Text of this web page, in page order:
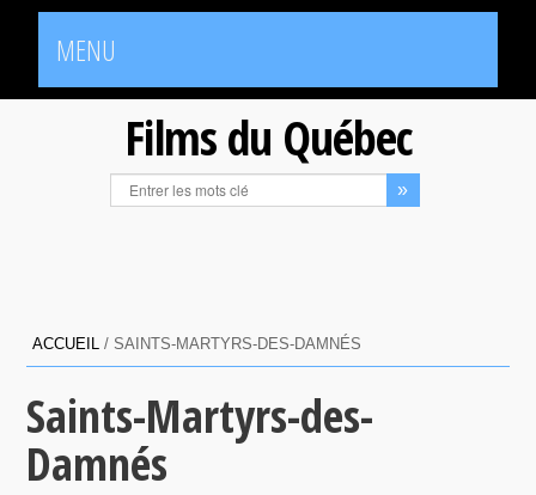
MENU
Films du Québec
ACCUEIL /SAINTS-MARTYRS-DES-DAMNÉS
Saints-Martyrs-des-
Damnés